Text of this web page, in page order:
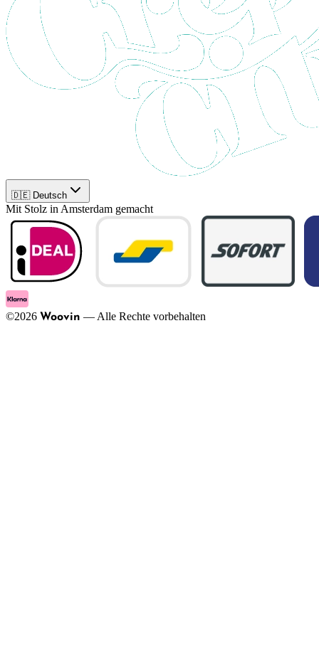
🇩🇪 Deutsch
Mit Stolz in Amsterdam gemacht
©2026 Woovin — Alle Rechte vorbehalten